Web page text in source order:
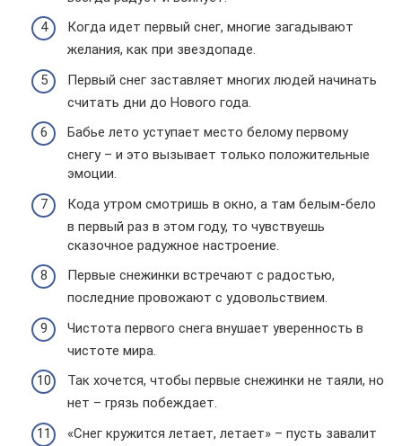
Когда идет первый снег, многие загадывают
желания, как при звездопаде.
Первый снег заставляет многих людей начинать
считать дни до Нового года.
Бабье лето уступает место белому первому
снегу – и это вызывает только положительные
эмоции.
Кода утром смотришь в окно, а там белым-бело
в первый раз в этом году, то чувствуешь
сказочное радужное настроение.
Первые снежинки встречают с радостью,
последние провожают с удовольствием.
Чистота первого снега внушает уверенность в
чистоте мира.
Так хочется, чтобы первые снежинки не таяли, но
нет – грязь побеждает.
«Снег кружится летает, летает» – пусть завалит